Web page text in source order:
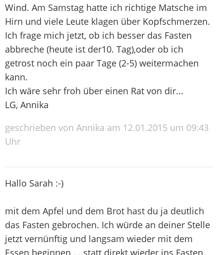
Wind. Am Samstag hatte ich richtige Matsche im
Hirn und viele Leute klagen über Kopfschmerzen.
Ich frage mich jetzt, ob ich besser das Fasten
abbreche (heute ist der10. Tag),oder ob ich
getrost noch ein paar Tage (2-5) weitermachen
kann.
Ich wäre sehr froh über einen Rat von dir...
LG, Annika
geschrieben von Annika am 12.01.2015 um 09:43
Uhr
Hallo Sarah :-)
mit dem Apfel und dem Brot hast du ja deutlich
das Fasten gebrochen. Ich würde an deiner Stelle
jetzt vernünftig und langsam wieder mit dem
Essen beginnen ... statt direkt wieder ins Fasten